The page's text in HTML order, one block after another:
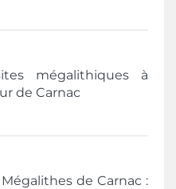
mégalithiques à
de Carnac
de Carnac :